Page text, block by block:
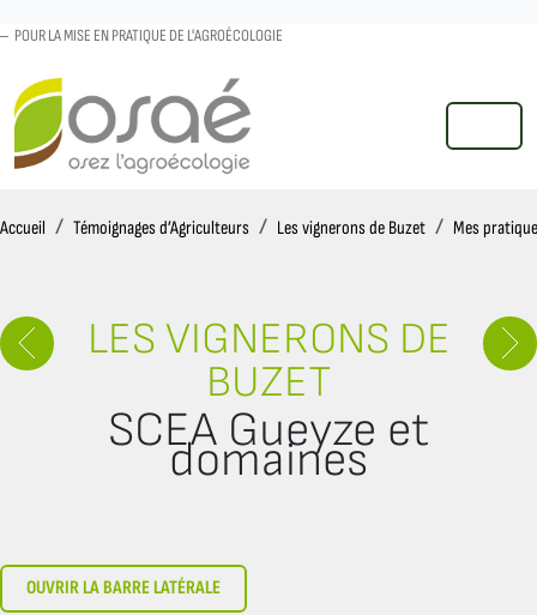
POUR LA MISE EN PRATIQUE DE L'AGROÉCOLOGIE
MENU
Accueil AccueilTémoignages d’Agriculteurs Les vignerons de Buzet Mes
LES VIGNERONS DE
BUZET
SCEA Gueyze et
domaines
OUVRIR LA BARRE LATÉRALE